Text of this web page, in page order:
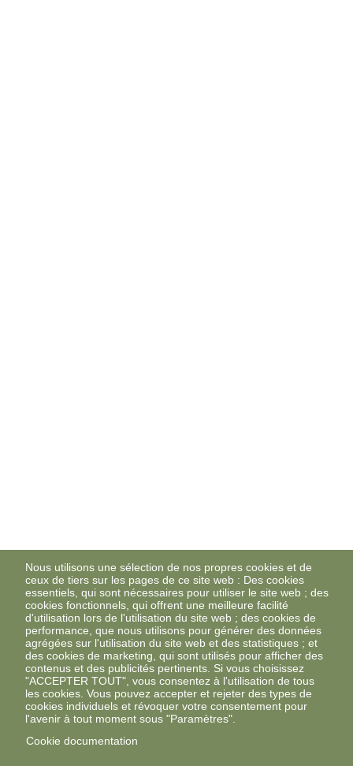
Nous utilisons une sélection de nos propres cookies et de
ceux de tiers sur les pages de ce site web : Des cookies
essentiels, qui sont nécessaires pour utiliser le site web ; des
cookies fonctionnels, qui offrent une meilleure facilité
d'utilisation lors de l'utilisation du site web ; des cookies de
performance, que nous utilisons pour générer des données
agrégées sur l'utilisation du site web et des statistiques ; et
des cookies de marketing, qui sont utilisés pour afficher des
contenus et des publicités pertinents. Si vous choisissez
"ACCEPTER TOUT", vous consentez à l'utilisation de tous
les cookies. Vous pouvez accepter et rejeter des types de
cookies individuels et révoquer votre consentement pour
l'avenir à tout moment sous "Paramètres".
Cookie documentation